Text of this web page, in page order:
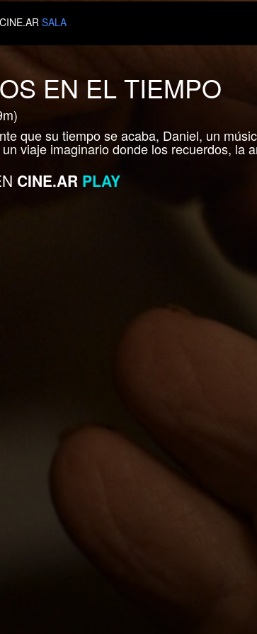
CINE.ARSALA
EN EL TIEMPO
que su tiempo se acaba, Daniel, un
viaje imaginario donde los recuerdos, la
CINE.AR PLAY